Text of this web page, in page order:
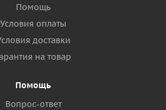
Помощь
Условия оплаты
доставки
на товар
Помощь
Вопрос-ответ